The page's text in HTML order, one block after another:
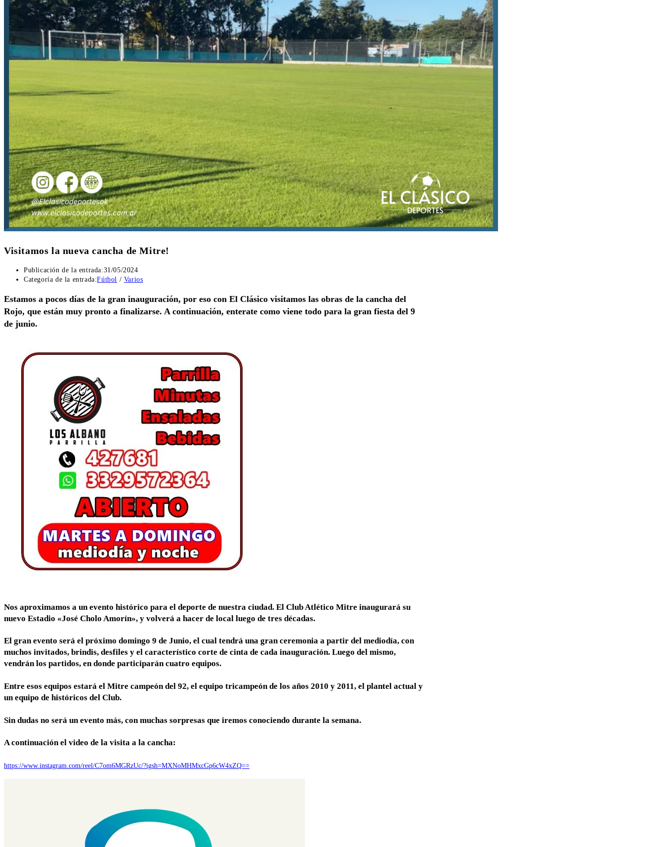
Visitamos la nueva cancha de Mitre!
Publicación de la entrada:31/05/2024
Categoría de la entrada:Fútbol / Varios
Estamos a pocos días de la gran inauguración, por eso con El Clásico visitamos las obras de la cancha del
Rojo, que están muy pronto a finalizarse. A continuación, enterate como viene todo para la gran fiesta del 9
de junio.
Nos aproximamos a un evento histórico para el deporte de nuestra ciudad. El Club Atlético Mitre inaugurará su
nuevo Estadio «José Cholo Amorín», y volverá a hacer de local luego de tres décadas.
El gran evento será el próximo domingo 9 de Junio, el cual tendrá una gran ceremonia a partir del mediodía, con
muchos invitados, brindis, desfiles y el característico corte de cinta de cada inauguración. Luego del mismo,
vendrán los partidos, en donde participarán cuatro equipos.
Entre esos equipos estará el Mitre campeón del 92, el equipo tricampeón de los años 2010 y 2011, el plantel actual y
un equipo de históricos del Club.
Sin dudas no será un evento más, con muchas sorpresas que iremos conociendo durante la semana.
A continuación el video de la visita a la cancha:
https://www.instagram.com/reel/C7om6MGRzUc/?igsh=MXNoMHMxcGp6cW4xZQ==